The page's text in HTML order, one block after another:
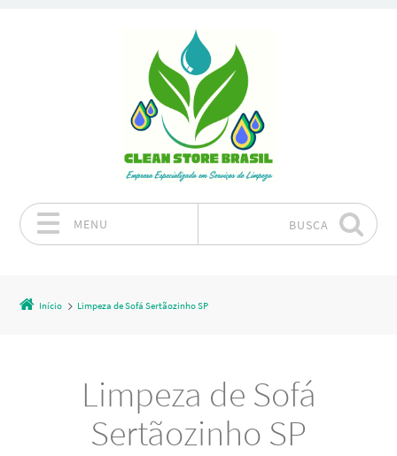
MENU BUSCA
Início Limpeza de Sofá Sertãozinho SP
Limpeza de Sofá
Sertãozinho SP